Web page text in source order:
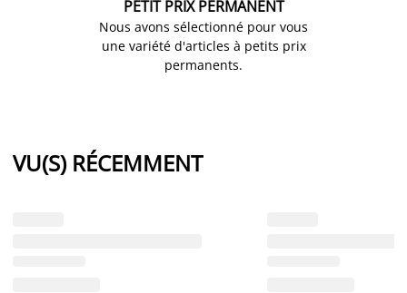
PETIT PRIX PERMANENT
Nous avons sélectionné pour vous
une variété d'articles à petits prix
permanents.
VU(S) RÉCEMMENT